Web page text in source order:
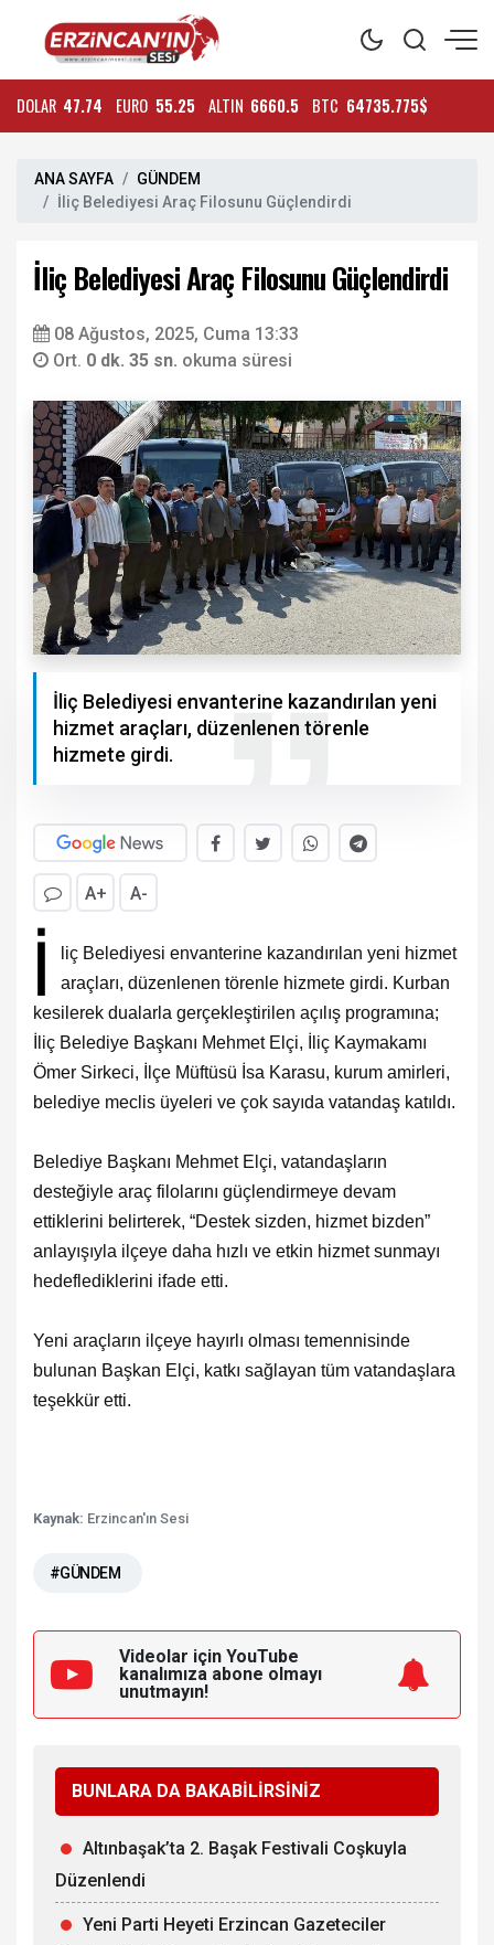
DOLAR 47.74 EURO 55.25 ALTIN 6660.5 BTC 64735.775$
ANA SAYFA
GÜNDEM
İliç Belediyesi Araç Filosunu Güçlendirdi
İliç Belediyesi Araç Filosunu Güçlendirdi
08 Ağustos, 2025, Cuma 13:33
Ort. 0 dk. 35 sn. okuma süresi
İliç Belediyesi envanterine kazandırılan yeni
hizmet araçları, düzenlenen törenle
hizmete girdi.
A+ A-
İ
liç Belediyesi envanterine kazandırılan yeni hizmet
araçları, düzenlenen törenle hizmete girdi. Kurban
kesilerek dualarla gerçekleştirilen açılış programına;
İliç Belediye Başkanı Mehmet Elçi, İliç Kaymakamı
Ömer Sirkeci, İlçe Müftüsü İsa Karasu, kurum amirleri,
belediye meclis üyeleri ve çok sayıda vatandaş katıldı.
Belediye Başkanı Mehmet Elçi, vatandaşların
desteğiyle araç filolarını güçlendirmeye devam
ettiklerini belirterek, “Destek sizden, hizmet bizden”
anlayışıyla ilçeye daha hızlı ve etkin hizmet sunmayı
hedeflediklerini ifade etti.
Yeni araçların ilçeye hayırlı olması temennisinde
bulunan Başkan Elçi, katkı sağlayan tüm vatandaşlara
teşekkür etti.
Kaynak: Erzincan'ın Sesi
#GÜNDEM
Videolar için YouTube
kanalımıza abone olmayı
unutmayın!
BUNLARA DA BAKABİLİRSİNİZ
Altınbaşak’ta 2. Başak Festivali Coşkuyla
Düzenlendi
Yeni Parti Heyeti Erzincan Gazeteciler